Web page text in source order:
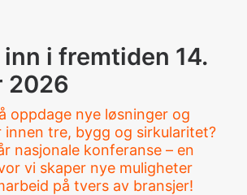
i fremtiden 14.
2026
oppdage nye løsninger og
innen tre, bygg og sirkularitet?
nasjonale konferanse – en
vi skaper nye muligheter
på tvers av bransjer!